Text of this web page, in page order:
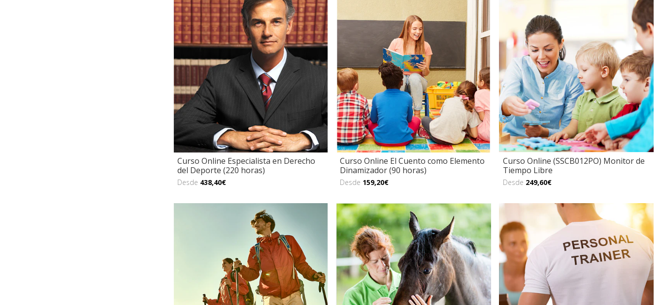
Curso Online Especialista en Derecho
del Deporte (220 horas)
Desde 438,40€
Curso Online El Cuento como Elemento
Dinamizador (90 horas)
Desde 159,20€
Curso Online (SSCB012PO) Monitor de
Tiempo Libre
Desde 249,60€